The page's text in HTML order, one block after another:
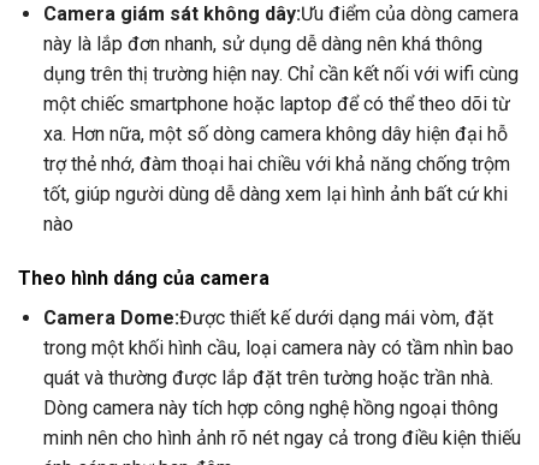
Camera giám sát không dây:Ưu điểm của dòng camera
này là lắp đơn nhanh, sử dụng dễ dàng nên khá thông
dụng trên thị trường hiện nay. Chỉ cần kết nối với wifi cùng
một chiếc smartphone hoặc laptop để có thể theo dõi từ
xa. Hơn nữa, một số dòng camera không dây hiện đại hỗ
trợ thẻ nhớ, đàm thoại hai chiều với khả năng chống trộm
tốt, giúp người dùng dễ dàng xem lại hình ảnh bất cứ khi
nào
Theo hình dáng của camera
Camera Dome:Được thiết kế dưới dạng mái vòm, đặt
trong một khối hình cầu, loại camera này có tầm nhìn bao
quát và thường được lắp đặt trên tường hoặc trần nhà.
Dòng camera này tích hợp công nghệ hồng ngoại thông
minh nên cho hình ảnh rõ nét ngay cả trong điều kiện thiếu